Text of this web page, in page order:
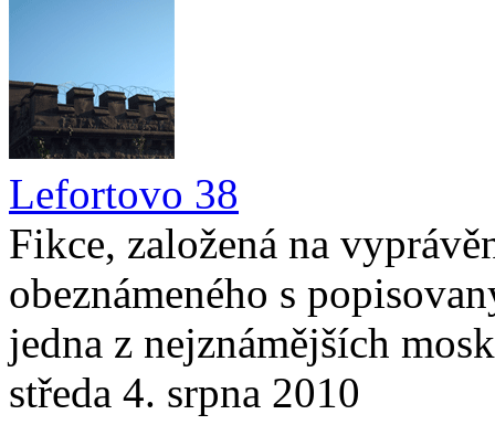
Lefortovo 38
Fikce, založená na
obeznámeného s
jedna z nejznámějších
středa 4. srpna 2010